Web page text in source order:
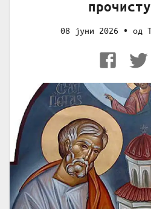
08 јуни 2026 • од